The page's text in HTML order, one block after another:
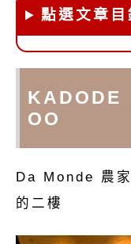
點選文章目
KADODE
OO
Da Monde 農
的二樓